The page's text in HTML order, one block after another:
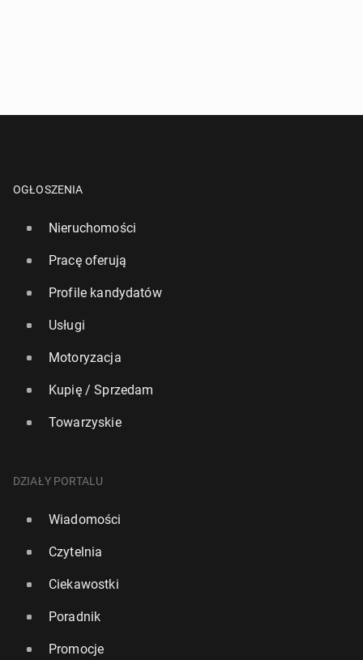
OGŁOSZENIA
Nieruchomości
Pracę oferują
Profile kandydatów
Usługi
Motoryzacja
Kupię / Sprzedam
Towarzyskie
DZIAŁY PORTALU
Wiadomości
Czytelnia
Ciekawostki
Poradnik
Promocje